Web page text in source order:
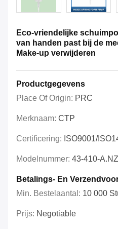
Eco-vriendelijke
van handen past bij de
Make-up verwijderen
Productgegevens
Place Of Origin: PRC
Merknaam: CTP
Certificering: ISO9001/
Modelnummer: 43-410-
Betalings- En
Min. Bestelaantal: 10 000
Prijs: Negotiable